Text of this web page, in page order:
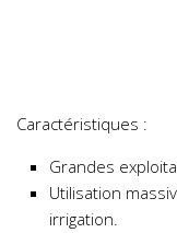
Caractéristiques :
Grandes
Utilisation
irrigation.